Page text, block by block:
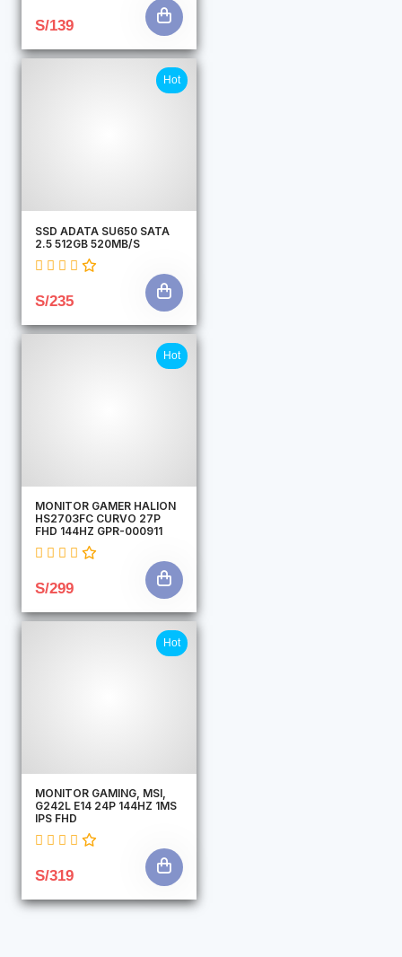
S/139
Hot
SSD ADATA SU650 SATA
2.5 512GB 520MB/S
S/235
Hot
MONITOR GAMER HALION
HS2703FC CURVO 27P
FHD 144HZ GPR-000911
S/299
Hot
MONITOR GAMING, MSI,
G242L E14 24P 144HZ 1MS
IPS FHD
S/319